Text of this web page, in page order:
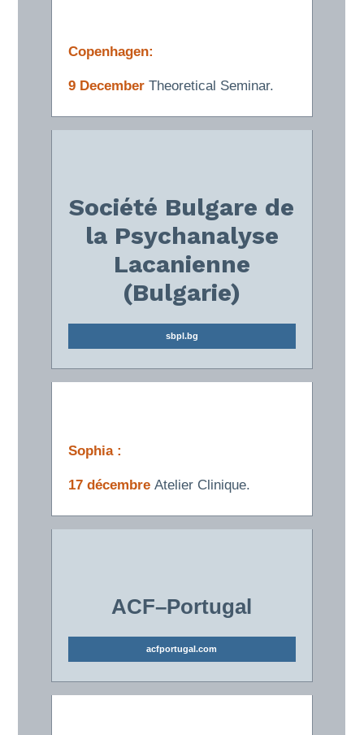
Copenhagen:
9 DecemberTheoretical Seminar.
Société Bulgare de
la Psychanalyse
Lacanienne
(Bulgarie)
sbpl.bg
Sophia :
17 décembreAtelier Clinique.
ACF–Portugal
acfportugal.com